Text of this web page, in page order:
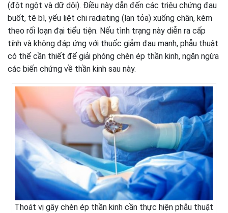
(đột ngột và dữ dội). Điều này dẫn đến các triệu chứng đau
buốt, tê bì, yếu liệt chi radiating (lan tỏa) xuống chân, kèm
theo rối loạn đại tiểu tiện. Nếu tình trạng này diễn ra cấp
tính và không đáp ứng với thuốc giảm đau mạnh, phẫu thuật
có thể cần thiết để giải phóng chèn ép thần kinh, ngăn ngừa
các biến chứng về thần kinh sau này.
Thoát vị gây chèn ép thần kinh cần thực hiện phẫu thuật